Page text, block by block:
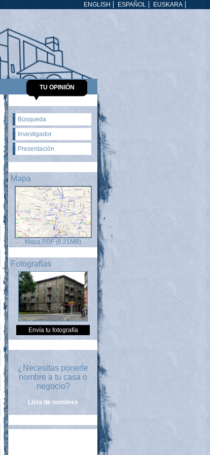
EUSKARA
ESPAÑOL
ENGLISH
TU OPINIÓN
Búsqueda
Investigador
Presentación
Mapa
Mapa PDF (6.21MB)
Fotografías
Envía tu fotografía
¿Necesitas ponerle
nombre a tu casa o
negocio?
Lista de nombres